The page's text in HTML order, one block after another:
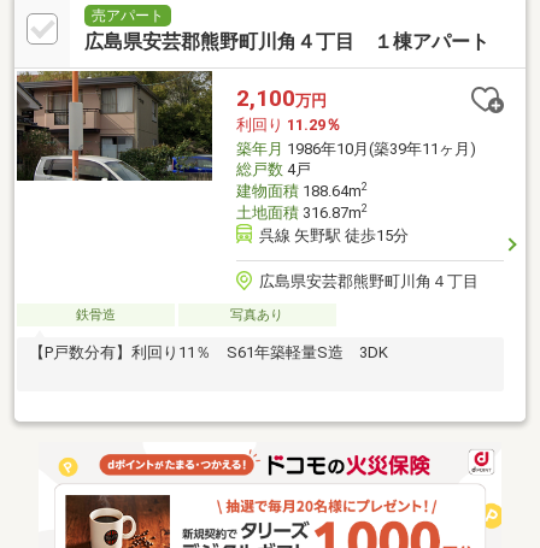
売アパート
広島県安芸郡熊野町川角４丁目 １棟アパート
2,100万円
利回り 11.29％
築年月 1986年10月(築39年11ヶ月)
総戸数4戸
建物面積188.64m2
土地面積316.87m2
呉線 矢野駅 徒歩15分
広島県安芸郡熊野町川角４丁目
鉄骨造 写真あり
【P戸数分有】利回り11％ S61年築軽量S造 3DK